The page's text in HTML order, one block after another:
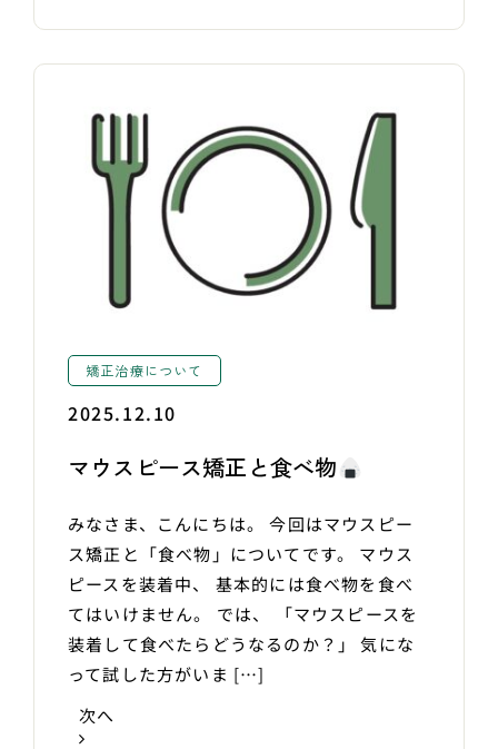
矯正治療について
2025.12.10
マウスピース矯正と食べ物
みなさま、こんにちは。 今回はマウスピー
ス矯正と「食べ物」についてです。 マウス
ピースを装着中、 基本的には食べ物を食べ
てはいけません。 では、 「マウスピースを
装着して食べたらどうなるのか？」 気にな
って試した方がいま […]
次へ